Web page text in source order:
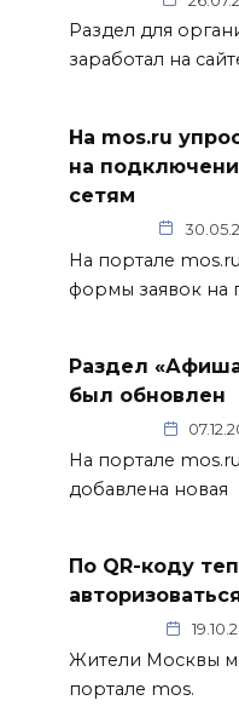
Раздел для
заработал на
На mos.ru
на
сетям
На портале
формы заявок на
Раздел
был обновлен
На портале
добавлена новая
По QR-коду
Жители Москвы
портале mos.